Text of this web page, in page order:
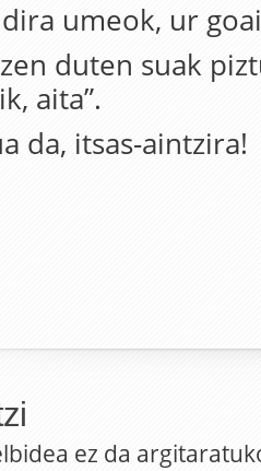
umeok, ur
duten suak
aita”.
da, itsas-aintzira!
ez da